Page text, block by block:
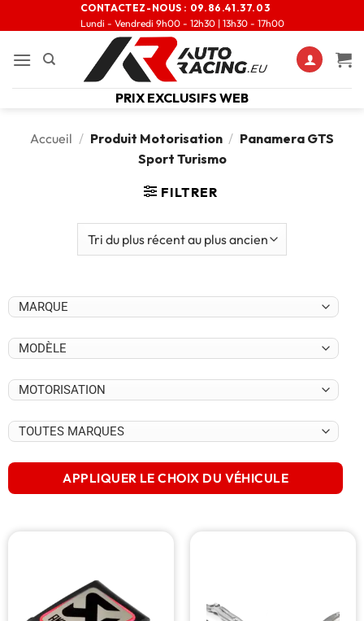
CONTACTEZ-NOUS : 09.86.41.37.03
Lundi - Vendredi 9h00 - 12h30 | 13h30 - 17h00
PRIX EXCLUSIFS WEB
Accueil / Produit Motorisation / Panamera GTS
Sport Turismo
FILTRER
APPLIQUER LE CHOIX DU VÉHICULE